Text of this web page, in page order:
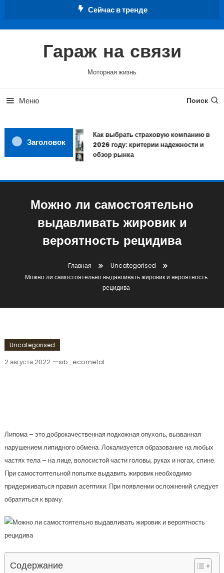
Сейчас в тренде
Гараж на связи
Моторная жизнь
Меню Поиск
Заголовок
Как выбрать страховую компанию в
2026 году: критерии надежности и
обзор рынка
Можно ли самостоятельно
выдавливать жировик и
вероятность рецидива
Главная
Uncategorised
Можно ли самостоятельно выдавливать жировик и вероятность
рецидива
Uncategorised
2 августа 2022 sib_ecometal
Липома – это доброкачественная подкожная опухоль, вызванная
нарушением липидного обмена. Локализуется образование на любых
частях тела – на лице, волосистой части головы, руках и ногах, спине.
При самостоятельной попытке выдавить жировик необходимо
придерживаться правил асептики. При появлении осложнений следует
обратиться к врачу.
Содержание